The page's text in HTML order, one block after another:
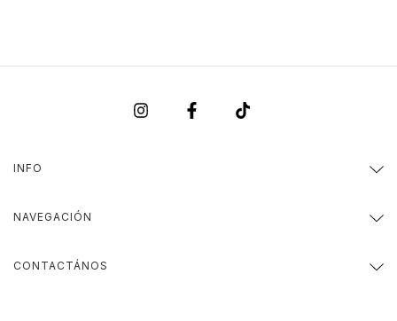
INFO
NAVEGACIÓN
CONTACTÁNOS